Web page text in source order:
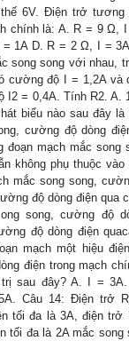
thế 6V. Điện trở
chính là: A. R = 9 Ω,
1A D. R = 2 Ω, I =
song song với nhau,
cường độ I = 1,2A và
I2 = 0,4A. Tính R2.
biểu nào sau đây là
cường độ dòng
đoạn mạch mắc song
không phụ thuộc
mắc song song,
độ dòng điện qua
song, cường độ
độ dòng điện
mạch một hiệu
điện trong mạch
trị sau đây? A. I =
Câu 14: Điện trở
tối đa là 3A, điện
tối đa là 2A mắc song